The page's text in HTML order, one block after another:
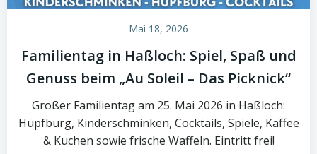
Mai 18, 2026
Familientag in Haßloch: Spiel, Spaß und
Genuss beim „Au Soleil – Das Picknick“
Großer Familientag am 25. Mai 2026 in Haßloch:
Hüpfburg, Kinderschminken, Cocktails, Spiele, Kaffee
& Kuchen sowie frische Waffeln. Eintritt frei!